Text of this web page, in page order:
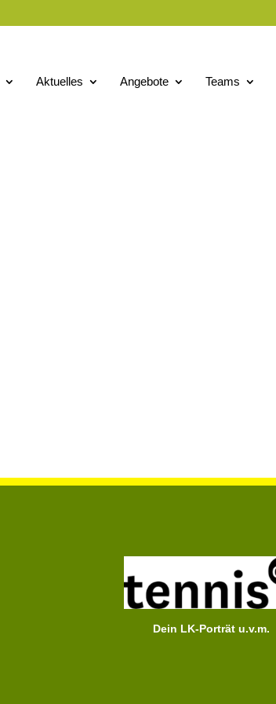
Aktuelles Angebote Teams
Dein LK-Porträt u.v.m.